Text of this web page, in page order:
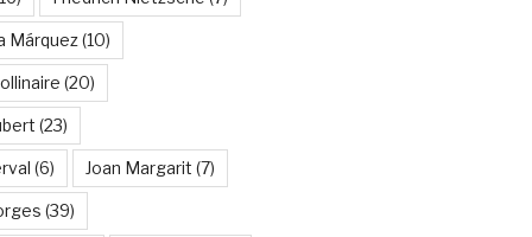
Márquez(10)
(20)
(23)
(6) Joan Margarit (7)
(39)